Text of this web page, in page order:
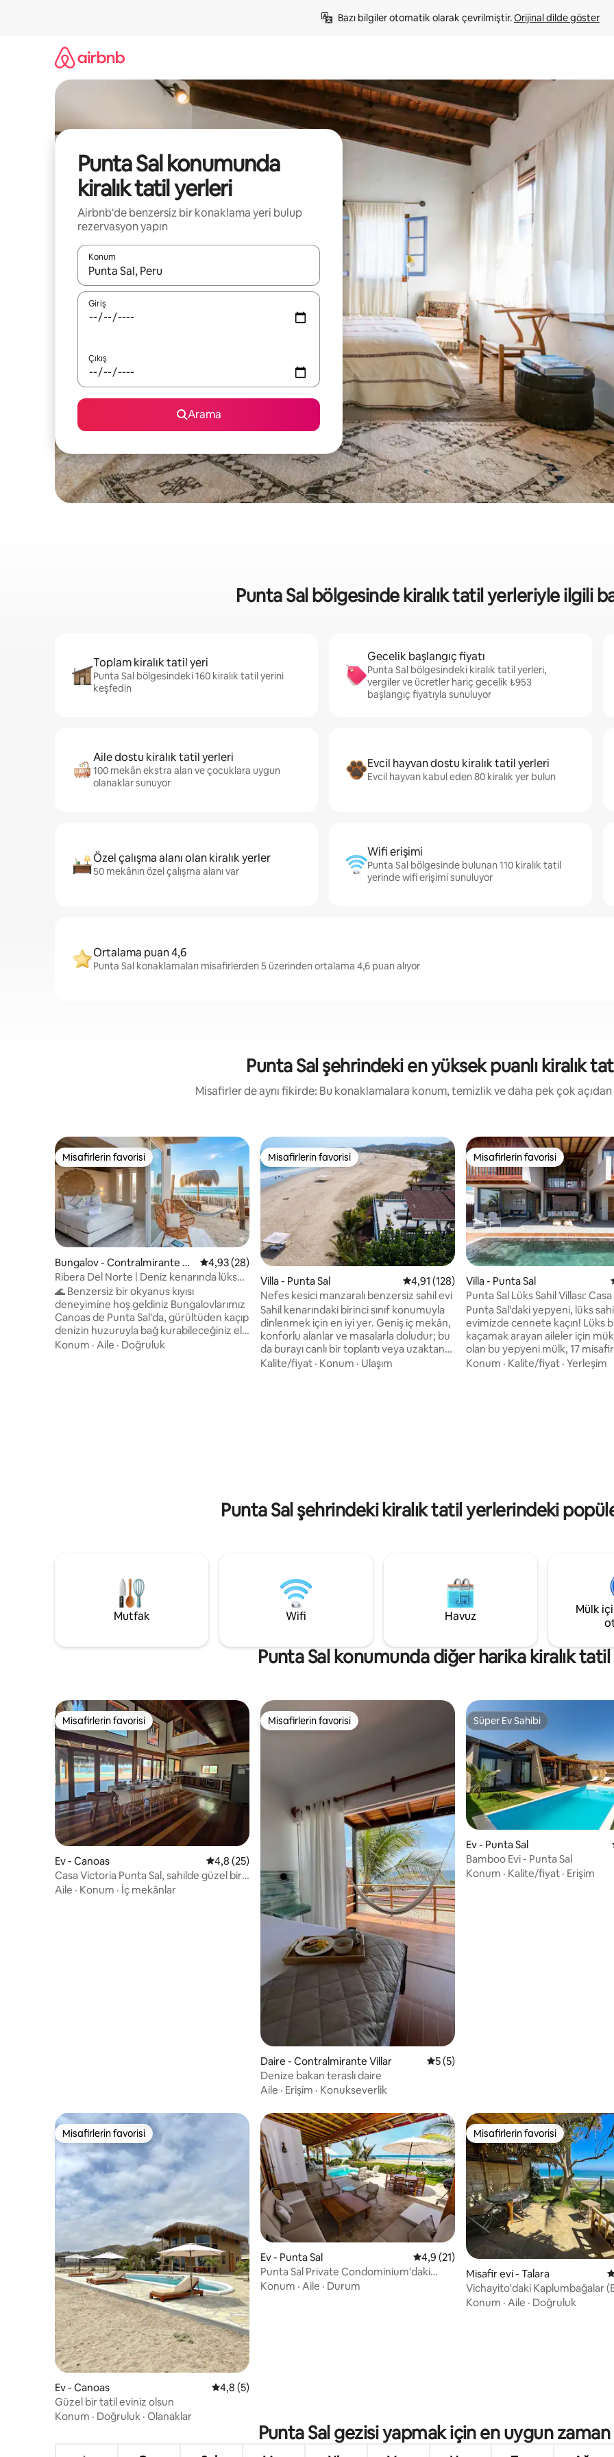
Bazı bilgiler otomatik olarak çevrilmiştir. Orijinal dilde göster
Punta Sal konumunda
kiralık tatil yerleri
Airbnb'de benzersiz bir konaklama yeri bulup
rezervasyon yapın
Konum
Sonuçlar kullanılabilir olduğunda yukarı ve aşağı oklarıyla gezinin veya dokunarak ya da kaydırma hareketleriyle keşfedin.
Giriş
Çıkış
Arama
Punta Sal bölgesinde kiralık tatil yerleriyle ilgili
Toplam kiralık tatil yeri
Punta Sal bölgesindeki 160 kiralık tatil yerini
keşfedin
Gecelik başlangıç fiyatı
Punta Sal bölgesindeki kiralık tatil yerleri,
vergiler ve ücretler hariç gecelik ₺953
başlangıç fiyatıyla sunuluyor
Aile dostu kiralık tatil yerleri
100 mekân ekstra alan ve çocuklara uygun
olanaklar sunuyor
Evcil hayvan dostu kiralık tatil yerleri
Evcil hayvan kabul eden 80 kiralık yer bulun
Özel çalışma alanı olan kiralık yerler
50 mekânın özel çalışma alanı var
Wifi erişimi
Punta Sal bölgesinde bulunan 110 kiralık tatil
yerinde wifi erişimi sunuluyor
Ortalama puan 4,6
Punta Sal konaklamaları misafirlerden 5 üzerinden ortalama 4,6 puan alıyor
Punta Sal şehrindeki en yüksek puanlı kiralık
Misafirler de aynı fikirde: Bu konaklamalara konum, temizlik ve daha pek çok
Misafirlerin favorisi
Misafirlerin favorisi
Bungalov - Contralmirante Vil
lar
5 üzerinden ortalama 4,93 puan, 28 değerlendirme
4,93 (28)
Ribera Del Norte | Deniz kenarında lüks
bungalov
🌊 Benzersiz bir okyanus kıyısı
deneyimine hoş geldiniz Bungalovlarımız
Canoas de Punta Sal'da, gürültüden kaçıp
denizin huzuruyla bağ kurabileceğiniz el
değmemiş bir plajda yer almaktadır.
Konum · Aile · Doğruluk
Misafirlerin favorisi
Misafirlerin favorisi
Villa - Punta Sal 5 üzerinden ortalama 4,91 puan, 128
4,91 (128)
Nefes kesici manzaralı benzersiz sahil evi
Sahil kenarındaki birinci sınıf konumuyla
dinlenmek için en iyi yer. Geniş iç mekân,
konforlu alanlar ve masalarla doludur; bu
da burayı canlı bir toplantı veya uzaktan
çalışma için ideal bir ortam haline getirir.
Kalite/fiyat · Konum · Ulaşım
Misafirlerin favorisi
Misafirlerin favorisi
Villa - Punta Sal
Punta Sal Lüks Sahil Villası:
Santo
Punta Sal'daki yepyeni, lüks
evimizde cennete kaçın! Lüks
kaçamak arayan aileler için
olan bu yepyeni mülk, 17
geniş bir alana sahiptir. Nefes
Konum · Kalite/fiyat · Yerleşim
Punta Sal şehrindeki kiralık tatil yerlerindeki
Mutfak Wifi Havuz
Mülk
Punta Sal konumunda diğer harika kiralık
Misafirlerin favorisi
Misafirlerin favorisi
Ev - Canoas 5 üzerinden ortalama 4,8 puan, 25 değerlendirme
4,8 (25)
Casa Victoria Punta Sal, sahilde güzel bir
ev.
Aile · Konum · İç mekânlar
Misafirlerin favorisi
Misafirlerin favorisi
Daire - Contralmirante Villar 5 üzerinden ortalama 5 puan, 5
5 (5)
Denize bakan teraslı daire
Aile · Erişim · Konukseverlik
Süper Ev Sahibi
Süper Ev Sahibi
Ev - Punta Sal
Bamboo Evi - Punta Sal
Konum · Kalite/fiyat · Erişim
Misafirlerin favorisi
Misafirlerin favorisi
Ev - Canoas 5 üzerinden ortalama 4,8 puan, 5 değerlendirme
4,8 (5)
Güzel bir tatil eviniz olsun
Konum · Doğruluk · Olanaklar
Ev - Punta Sal 5 üzerinden ortalama 4,9 puan, 21
4,9 (21)
Punta Sal Private Condominium'daki
Casa Primera Fila
Konum · Aile · Durum
Misafirlerin favorisi
Misafirlerin favorisi
Misafir evi - Talara
Vichayito'daki Kaplumbağalar
Cabañita)
Konum · Aile · Doğruluk
Punta Sal gezisi yapmak için en uygun